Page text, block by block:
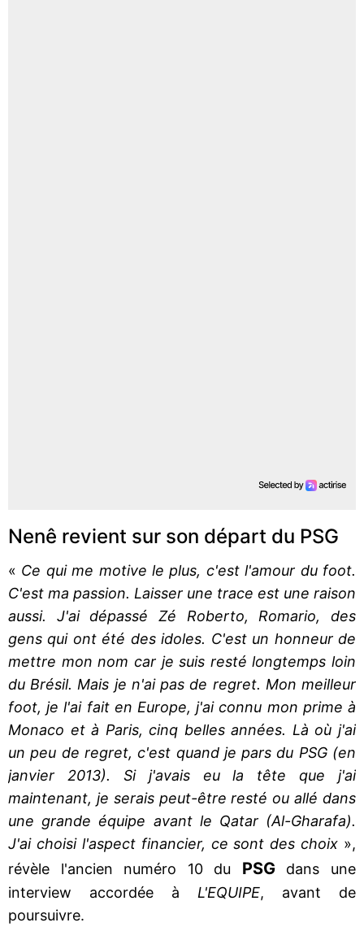
Nenê revient sur son départ du PSG
« Ce qui me motive le plus, c'est l'amour du foot.
C'est ma passion. Laisser une trace est une raison
aussi. J'ai dépassé Zé Roberto, Romario, des
gens qui ont été des idoles. C'est un honneur de
mettre mon nom car je suis resté longtemps loin
du Brésil. Mais je n'ai pas de regret. Mon meilleur
foot, je l'ai fait en Europe, j'ai connu mon prime à
Monaco et à Paris, cinq belles années. Là où j'ai
un peu de regret, c'est quand je pars du PSG (en
janvier 2013). Si j'avais eu la tête que j'ai
maintenant, je serais peut-être resté ou allé dans
une grande équipe avant le Qatar (Al-Gharafa).
J'ai choisi l'aspect financier, ce sont des choix »,
révèle l'ancien numéro 10 du PSG dans une
interview accordée à L'EQUIPE, avant de
poursuivre.